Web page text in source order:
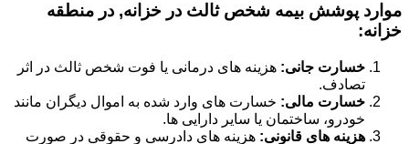
موارد پوشش بیمه شخص ثالث در خزانه, در منطقه
خزانه:
خسارت جانی: هزینه های درمانی یا فوت شخص ثالث در اثر
تصادف.
خسارت مالی: خسارت های وارد شده به اموال دیگران مانند
خودرو، ساختمان یا سایر دارایی ها.
هزینه های قانونی: هزینه های دادرسی و حقوقی در صورت